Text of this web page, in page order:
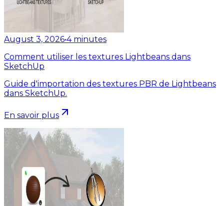
August 3, 2026•4 minutes
Comment utiliser les textures Lightbeans dans
SketchUp
Guide d'importation des textures PBR de Lightbeans
dans SketchUp.
En savoir plus